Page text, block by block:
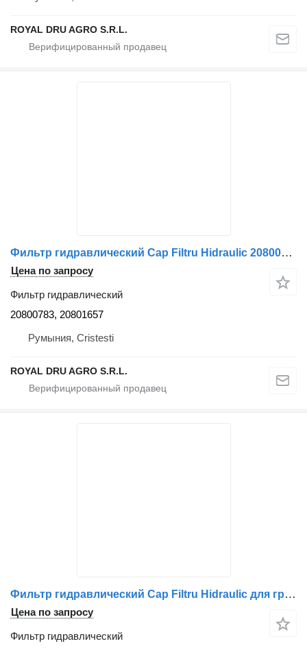
ROYAL DRU AGRO S.R.L.
Фильтр гидравлический Cap Filtru Hidraulic 20800783 для грузовика Volvo 20800783 20801657 – Dimensiune 29 cm
Цена по запросу
Фильтр гидравлический
20800783, 20801657
Румыния, Cristesti
ROYAL DRU AGRO S.R.L.
Фильтр гидравлический Cap Filtru Hidraulic для грузовика Volvo 20800783 20801657
Цена по запросу
Фильтр гидравлический